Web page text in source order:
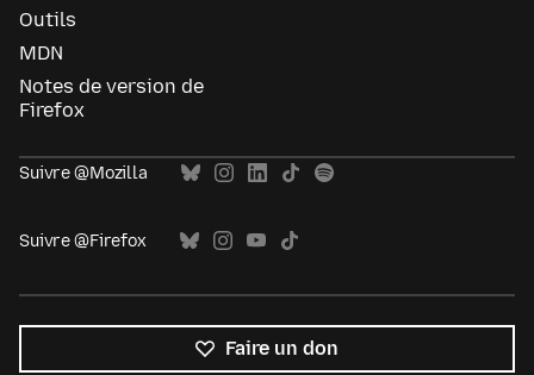
Outils
MDN
Notes de version de
Firefox
Suivre @Mozilla
Suivre @Firefox
Faire un don